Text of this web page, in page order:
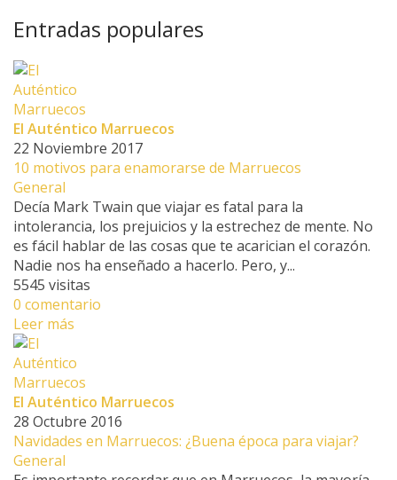
Entradas populares
El Auténtico Marruecos
22 Noviembre 2017
10 motivos para enamorarse de Marruecos
General
Decía Mark Twain que viajar es fatal para la
intolerancia, los prejuicios y la estrechez de mente. No
es fácil hablar de las cosas que te acarician el corazón.
Nadie nos ha enseñado a hacerlo. Pero, y...
5545 visitas
0 comentario
Leer más
El Auténtico Marruecos
28 Octubre 2016
Navidades en Marruecos: ¿Buena época para viajar?
General